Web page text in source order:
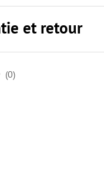
et retour
(0)